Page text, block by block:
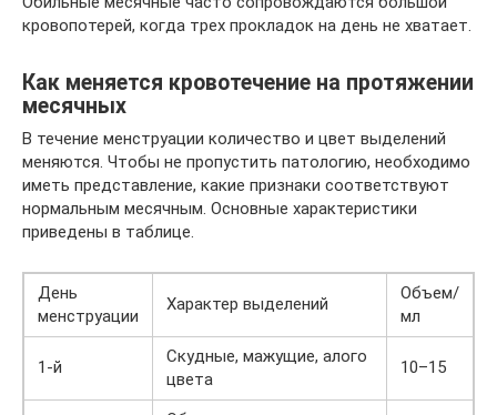
кровопотерей, когда трех прокладок на день не хватает.
Как меняется кровотечение на протяжении
месячных
В течение менструации количество и цвет выделений
меняются. Чтобы не пропустить патологию, необходимо
иметь представление, какие признаки соответствуют
нормальным месячным. Основные характеристики
приведены в таблице.
День
менструации
Характер выделений
Объем/
мл
1-й
Скудные, мажущие, алого
цвета
10–15